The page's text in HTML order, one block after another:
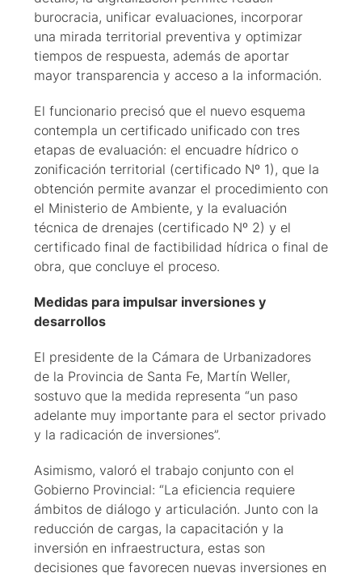
burocracia, unificar evaluaciones, incorporar
una mirada territorial preventiva y optimizar
tiempos de respuesta, además de aportar
mayor transparencia y acceso a la información.
El funcionario precisó que el nuevo esquema
contempla un certificado unificado con tres
etapas de evaluación: el encuadre hídrico o
zonificación territorial (certificado Nº 1), que la
obtención permite avanzar el procedimiento con
el Ministerio de Ambiente, y la evaluación
técnica de drenajes (certificado Nº 2) y el
certificado final de factibilidad hídrica o final de
obra, que concluye el proceso.
Medidas para impulsar inversiones y
desarrollos
El presidente de la Cámara de Urbanizadores
de la Provincia de Santa Fe, Martín Weller,
sostuvo que la medida representa “un paso
adelante muy importante para el sector privado
y la radicación de inversiones”.
Asimismo, valoró el trabajo conjunto con el
Gobierno Provincial: “La eficiencia requiere
ámbitos de diálogo y articulación. Junto con la
reducción de cargas, la capacitación y la
inversión en infraestructura, estas son
decisiones que favorecen nuevas inversiones en